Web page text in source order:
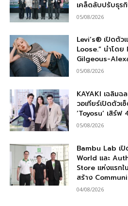
เคล็ดลับปรับธุร
05/08/2026
Levi’s® เปิดตั
Loose.” นำโดย
Gilgeous-
05/08/2026
KAYAKI เฉลิมฉ
วอเทียร์เปิดตัวเ
‘Toyosu’ เสิร์
05/08/2026
Bambu Lab เ
World และ
Store แห่งแรกใ
สร้าง
04/08/2026